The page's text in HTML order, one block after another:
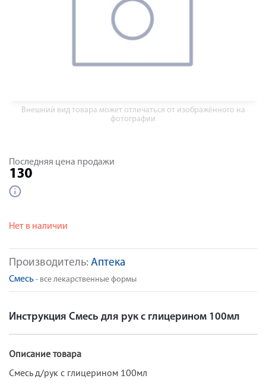
Внешний вид товара может отличаться от изображённого на
фотографии
Производитель: Аптека
Смесь - все лекарственные формы
Последняя цена продажи
130
Нет в наличии
Инструкция Смесь для рук с глицерином 100мл
Описание товара
Смесь д/рук с глицерином 100мл